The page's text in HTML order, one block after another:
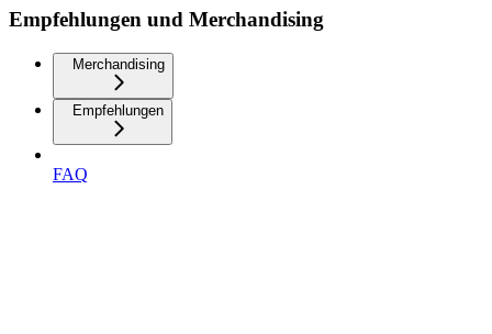
Empfehlungen und Merchandising
Merchandising
Empfehlungen
FAQ